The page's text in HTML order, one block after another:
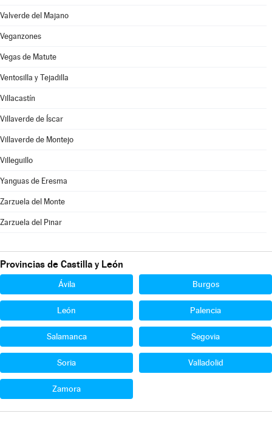
Valverde del Majano
Veganzones
Vegas de Matute
Ventosilla y Tejadilla
Villacastín
Villaverde de Íscar
Villaverde de Montejo
Villeguillo
Yanguas de Eresma
Zarzuela del Monte
Zarzuela del Pinar
Provincias de Castilla y León
Ávila Burgos
León Palencia
Salamanca Segovia
Soria Valladolid
Zamora